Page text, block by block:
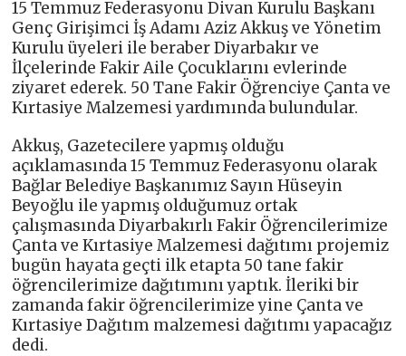
15 Temmuz Federasyonu Divan Kurulu Başkanı
Genç Girişimci İş Adamı Aziz Akkuş ve Yönetim
Kurulu üyeleri ile beraber Diyarbakır ve
İlçelerinde Fakir Aile Çocuklarını evlerinde
ziyaret ederek. 50 Tane Fakir Öğrenciye Çanta ve
Kırtasiye Malzemesi yardımında bulundular.
Akkuş, Gazetecilere yapmış olduğu
açıklamasında 15 Temmuz Federasyonu olarak
Bağlar Belediye Başkanımız Sayın Hüseyin
Beyoğlu ile yapmış olduğumuz ortak
çalışmasında Diyarbakırlı Fakir Öğrencilerimize
Çanta ve Kırtasiye Malzemesi dağıtımı projemiz
bugün hayata geçti ilk etapta 50 tane fakir
öğrencilerimize dağıtımını yaptık. İleriki bir
zamanda fakir öğrencilerimize yine Çanta ve
Kırtasiye Dağıtım malzemesi dağıtımı yapacağız
dedi.